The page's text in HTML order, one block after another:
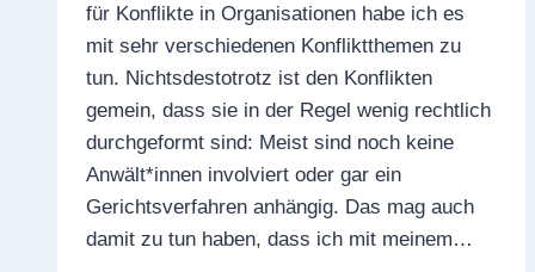
für Konflikte in Organisationen habe ich es
mit sehr verschiedenen Konfliktthemen zu
tun. Nichtsdestotrotz ist den Konflikten
gemein, dass sie in der Regel wenig rechtlich
durchgeformt sind: Meist sind noch keine
Anwält*innen involviert oder gar ein
Gerichtsverfahren anhängig. Das mag auch
damit zu tun haben, dass ich mit meinem…